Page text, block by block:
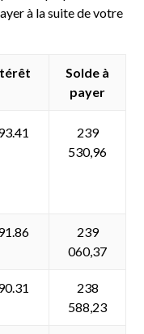
à la suite de votre
Solde à
payer
239
530,96
239
060,37
238
588,23